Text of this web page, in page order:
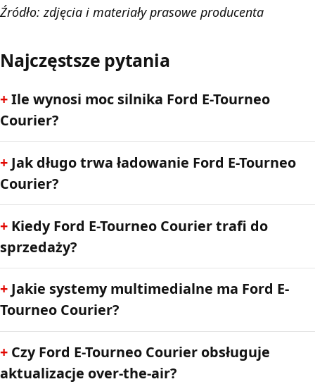
Źródło: zdjęcia i materiały prasowe producenta
Najczęstsze pytania
Ile wynosi moc silnika Ford E-Tourneo
Courier?
Jak długo trwa ładowanie Ford E-Tourneo
Courier?
Kiedy Ford E-Tourneo Courier trafi do
sprzedaży?
Jakie systemy multimedialne ma Ford E-
Tourneo Courier?
Czy Ford E-Tourneo Courier obsługuje
aktualizacje over-the-air?